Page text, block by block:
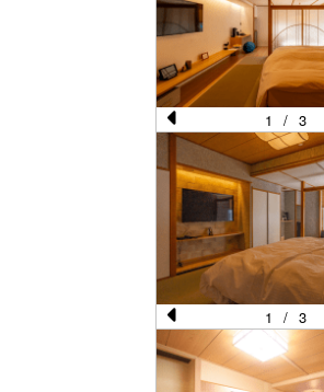
vi
o
u
s
Pr
e
vi
o
u
s
1 / 3
Pr
e
1 / 3